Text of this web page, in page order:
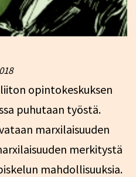
opintokeskuksen
puhutaan työstä.
marxilaisuuden
merkitystä
mahdollisuuksia.